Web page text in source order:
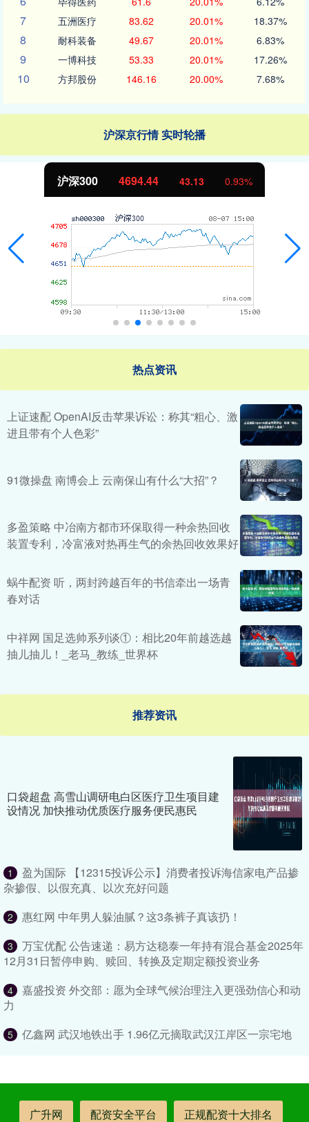
7 五洲医疗 83.62 20.01% 18.37%
8 耐科装备 49.67 20.01% 6.83%
9 一博科技 53.33 20.01% 17.26%
10 方邦股份 146.16 20.00% 7.68%
沪深京行情 实时轮播
北证50 1134.24 11.37 1.01%
热点资讯
上证速配 OpenAI反击苹果诉讼：称其“粗心、激
进且带有个人色彩”
91微操盘 南博会上 云南保山有什么“大招”？
多盈策略 中冶南方都市环保取得一种余热回收
装置专利，冷富液对热再生气的余热回收效果好
蜗牛配资 听，两封跨越百年的书信牵出一场青
春对话
中祥网 国足选帅系列谈①：相比20年前越选越
抽儿抽儿！_老马_教练_世界杯
推荐资讯
口袋超盘 高雪山调研电白区医疗卫生项目建
设情况 加快推动优质医疗服务便民惠民
1
盈为国际 【12315投诉公示】消费者投诉海信家电产品掺
杂掺假、以假充真、以次充好问题
2 惠红网 中年男人躲油腻？这3条裤子真该扔！
3
万宝优配 公告速递：易方达稳泰一年持有混合基金2025年
12月31日暂停申购、赎回、转换及定期定额投资业务
4
嘉盛投资 外交部：愿为全球气候治理注入更强劲信心和动
力
5 亿鑫网 武汉地铁出手 1.96亿元摘取武汉江岸区一宗宅地
广升网 配资安全平台 正规配资十大排名